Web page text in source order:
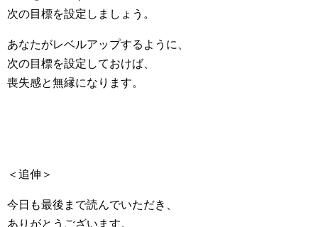
次の目標を設定しましょう。
あなたがレベルアップするように、
次の目標を設定しておけば、
喪失感と無縁になります。
＜追伸＞
今日も最後まで読んでいただき、
ありがとうございます。